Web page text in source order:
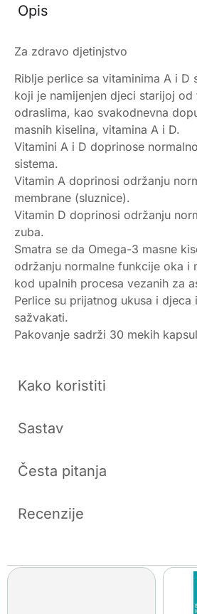
Opis
Za zdravo djetinjstvo
Riblje perlice sa vitaminima A i D
koji je namijenjen djeci starijoj od
odraslima, kao svakodnevna
masnih kiselina, vitamina A i D.
Vitamini A i D doprinose
sistema.
Vitamin A doprinosi održanju
membrane (sluznice).
Vitamin D doprinosi održanju
zuba.
Smatra se da Omega-3 masne
održanju normalne funkcije oka i
kod upalnih procesa vezanih za
Perlice su prijatnog ukusa i djeca
sažvakati.
Pakovanje sadrži 30 mekih
Kako koristiti
Sastav
Česta pitanja
Recenzije